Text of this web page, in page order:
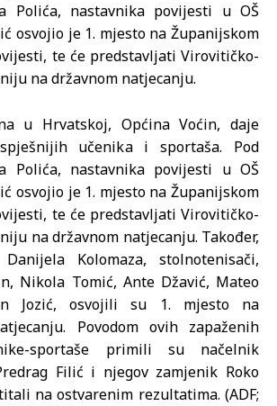
Polića, nastavnika povijesti u OŠ
osvojio je 1. mjesto na Županijskom
te će predstavljati Virovitičko-
na državnom natjecanju.
u Hrvatskoj, Općina Voćin, daje
učenika i sportaša. Pod
Polića, nastavnika povijesti u OŠ
osvojio je 1. mjesto na Županijskom
te će predstavljati Virovitičko-
na državnom natjecanju. Također,
Kolomaza, stolnotenisači,
Nikola Tomić, Ante Džavić, Mateo
Jozić, osvojili su 1. mjesto na
Povodom ovih zapaženih
sportaše primili su načelnik
Filić i njegov zamjenik Roko
na ostvarenim rezultatima. (ADF;